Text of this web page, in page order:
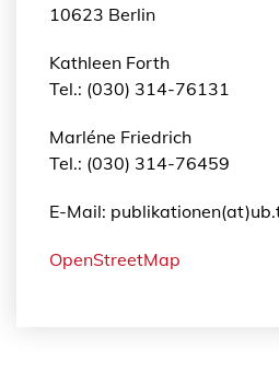
10623 Berlin
Kathleen Forth
Tel.: (030) 314-76131
Marléne Friedrich
Tel.: (030) 314-76459
E-Mail:
OpenStreetMap